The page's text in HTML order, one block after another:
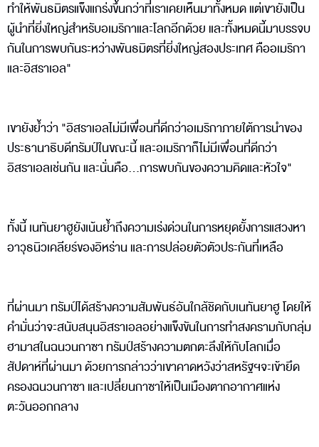
ทำให้พันธมิตรแข็งแกร่งขึ้นกว่าที่เราเคยเห็นมาทั้งหมด แต่เขายังเป็น
ผู้นำที่ยิ่งใหญ่สำหรับอเมริกาและโลกอีกด้วย และทั้งหมดนี้มาบรรจบ
กันในการพบกันระหว่างพันธมิตรที่ยิ่งใหญ่สองประเทศ คืออเมริกา
และอิสราเอล"
เขายังย้ำว่า "อิสราเอลไม่มีเพื่อนที่ดีกว่าอเมริกาภายใต้การนำของ
ประธานาธิบดีทรัมป์ในขณะนี้ และอเมริกาก็ไม่มีเพื่อนที่ดีกว่า
อิสราเอลเช่นกัน และนั่นคือ...การพบกันของความคิดและหัวใจ"
ทั้งนี้ เนทันยาฮูยังเน้นย้ำถึงความเร่งด่วนในการหยุดยั้งการแสวงหา
อาวุธนิวเคลียร์ของอิหร่าน และการปล่อยตัวตัวประกันที่เหลือ
ที่ผ่านมา ทรัมป์ได้สร้างความสัมพันธ์อันใกล้ชิดกับเนทันยาฮู โดยให้
คำมั่นว่าจะสนับสนุนอิสราเอลอย่างแข็งขันในการทำสงครามกับกลุ่ม
ฮามาสในฉนวนกาซา ทรัมป์สร้างความตกตะลึงให้กับโลกเมื่อ
สัปดาห์ที่ผ่านมา ด้วยการกล่าวว่าเขาคาดหวังว่าสหรัฐฯจะเข้ายึด
ครองฉนวนกาซา และเปลี่ยนกาซาให้เป็นเมืองตากอากาศแห่ง
ตะวันออกกลาง